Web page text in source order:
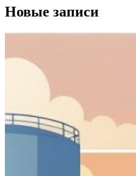
Новые записи